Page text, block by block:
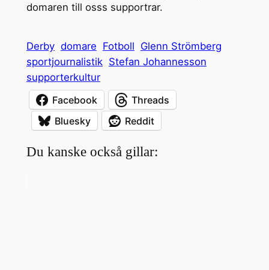
domaren till osss supportrar.
Derby domare Fotboll Glenn Strömberg
sportjournalistik Stefan Johannesson
supporterkultur
Facebook
Threads
Bluesky
Reddit
Du kanske också gillar: